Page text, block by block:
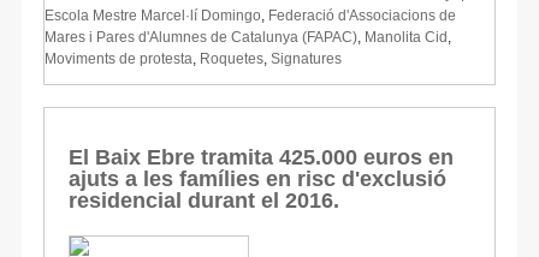
Escola Mestre Marcel·lí Domingo Federació d'Associacions de
Mares i Pares d'Alumnes de Catalunya (FAPAC) Manolita Cid
Moviments de protesta Roquetes Signatures
El Baix Ebre tramita 425.000 euros en
ajuts a les famílies en risc d'exclusió
residencial durant el 2016.